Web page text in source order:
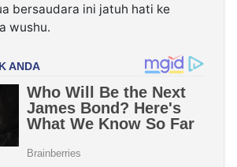
bersaudara ini jatuh hati ke
wushu.